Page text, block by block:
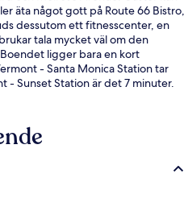
äta något gott på Route 66 Bistro,
dessutom ett fitnesscenter, en
tala mycket väl om den
ligger bara en kort
- Santa Monica Station tar
- Sunset Station är det 7 minuter.